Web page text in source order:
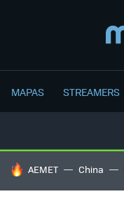
MAPAS STREAMERS
HOY SE HABLA DE
AEMET China